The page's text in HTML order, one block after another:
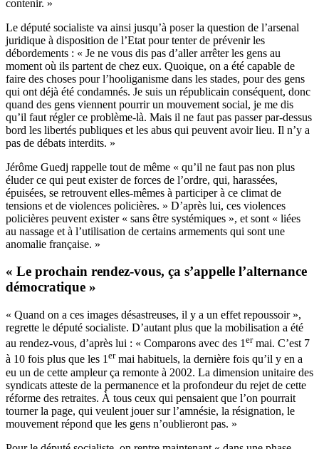
contenir. »
Le député socialiste va ainsi jusqu’à poser la question de l’arsenal
juridique à disposition de l’Etat pour tenter de prévenir les
débordements : « Je ne vous dis pas d’aller arrêter les gens au
moment où ils partent de chez eux. Quoique, on a été capable de
faire des choses pour l’hooliganisme dans les stades, pour des gens
qui ont déjà été condamnés. Je suis un républicain conséquent, donc
quand des gens viennent pourrir un mouvement social, je me dis
qu’il faut régler ce problème-là. Mais il ne faut pas passer par-dessus
bord les libertés publiques et les abus qui peuvent avoir lieu. Il n’y a
pas de débats interdits. »
Jérôme Guedj rappelle tout de même « qu’il ne faut pas non plus
éluder ce qui peut exister de forces de l’ordre, qui, harassées,
épuisées, se retrouvent elles-mêmes à participer à ce climat de
tensions et de violences policières. » D’après lui, ces violences
policières peuvent exister « sans être systémiques », et sont « liées
au nassage et à l’utilisation de certains armements qui sont une
anomalie française. »
« Le prochain rendez-vous, ça s’appelle l’alternance
démocratique »
« Quand on a ces images désastreuses, il y a un effet repoussoir »,
regrette le député socialiste. D’autant plus que la mobilisation a été
au rendez-vous, d’après lui : « Comparons avec des 1 ermai. C’est 7
à 10 fois plus que les 1ermai habituels, la dernière fois qu’il y en a
eu un de cette ampleur ça remonte à 2002. La dimension unitaire des
syndicats atteste de la permanence et la profondeur du rejet de cette
réforme des retraites. À tous ceux qui pensaient que l’on pourrait
tourner la page, qui veulent jouer sur l’amnésie, la résignation, le
mouvement répond que les gens n’oublieront pas. »